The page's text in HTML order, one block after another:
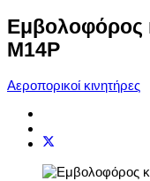
Εμβολοφόρος
M14P
Αεροπορικοί κινητήρες